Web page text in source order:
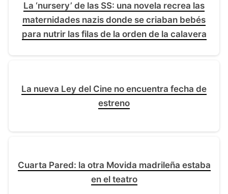
La ‘nursery’ de las SS: una novela recrea las
maternidades nazis donde se criaban bebés
para nutrir las filas de la orden de la calavera
La nueva Ley del Cine no encuentra fecha de
estreno
Cuarta Pared: la otra Movida madrileña estaba
en el teatro